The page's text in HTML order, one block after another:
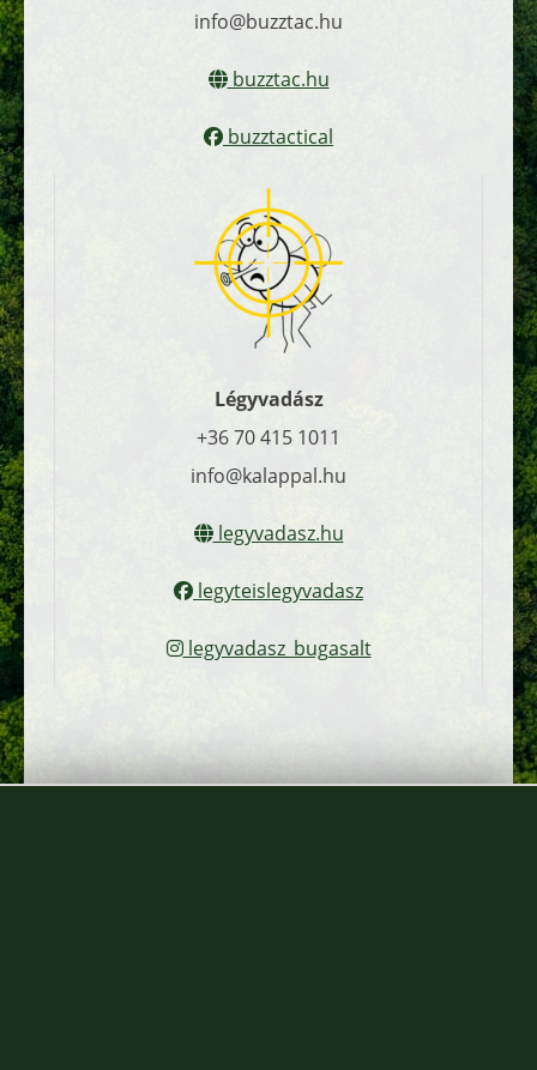
info@buzztac.hu
buzztac.hu
buzztactical
Légyvadász
+36 70 415 1011
info@kalappal.hu
legyvadasz.hu
legyteislegyvadasz
legyvadasz_bugasalt